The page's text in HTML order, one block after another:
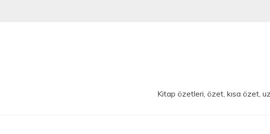
Kitap özetleri, özet, kısa özet,